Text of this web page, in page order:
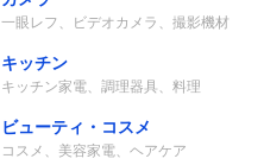
約16時間
一眼レフ、ビデオカメラ、撮影機材
キッチン
キッチン家電、調理器具、料理
ビューティ・コスメ
コスメ、美容家電、ヘアケア